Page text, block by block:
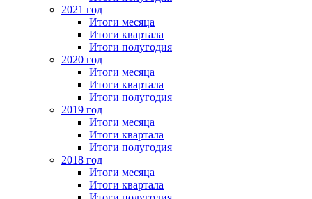
2021 год
Итоги месяца
Итоги квартала
Итоги полугодия
2020 год
Итоги месяца
Итоги квартала
Итоги полугодия
2019 год
Итоги месяца
Итоги квартала
Итоги полугодия
2018 год
Итоги месяца
Итоги квартала